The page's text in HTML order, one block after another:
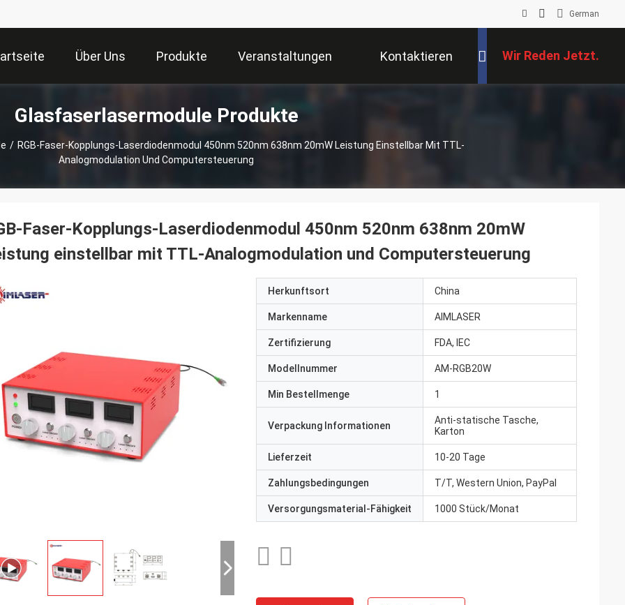
German
Über Uns Produkte Veranstaltungen Kontaktieren Wir Reden Jetzt.
Glasfaserlasermodule Produkte
/ RGB-Faser-Kopplungs-Laserdiodenmodul 450nm 520nm 638nm 20mW Leistung Einstellbar Mit TTL-
Analogmodulation Und Computersteuerung
Faser-Kopplungs-Laserdiodenmodul 450nm 520nm 638nm 20mW
einstellbar mit TTL-Analogmodulation und Computersteuerung
Herkunftsort China
Markenname AIMLASER
Zertifizierung FDA, IEC
Modellnummer AM-RGB20W
Min Bestellmenge 1
Verpackung Informationen
Anti-statische Tasche,
Karton
Lieferzeit 10-20 Tage
Zahlungsbedingungen T/T, Western Union, PayPal
Versorgungsmaterial-Fähigkeit 1000 Stück/Monat